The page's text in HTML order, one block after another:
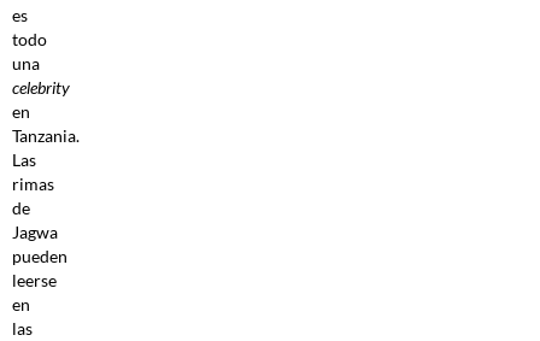
es
todo
una
celebrity
en
Tanzania.
Las
rimas
de
Jagwa
pueden
leerse
en
las